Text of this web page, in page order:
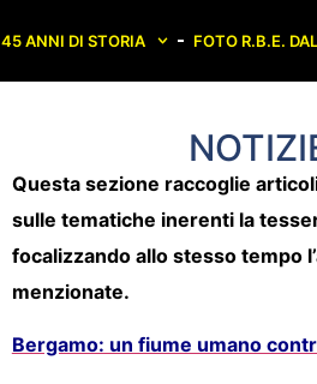
45 ANNI DI STORIA FOTO R.B.E.
Questa sezione raccoglie
sulle tematiche inerenti la
focalizzando allo stesso tempo
menzionate.
Bergamo: un fiume umano